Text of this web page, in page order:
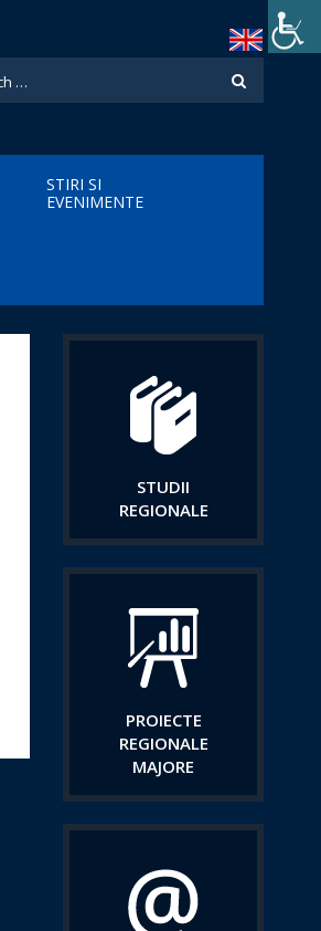
STIRI SI
EVENIMENTE
STUDII
REGIONALE
PROIECTE
REGIONALE
MAJORE